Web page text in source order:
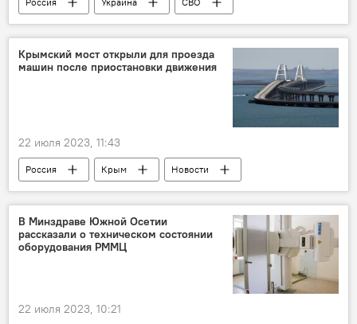
Знаурский район РЮО
Крымский мост открыли для проезда
машин после приостановки движения
22 июля 2023, 11:43
Россия Крым Новости
В Минздраве Южной Осетии
рассказали о техническом состоянии
оборудования РММЦ
22 июля 2023, 10:21